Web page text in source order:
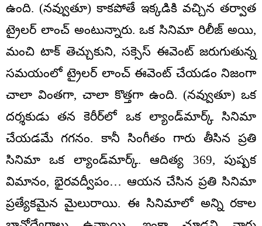
ఉంది. (నవ్వుతూ) కాకపోతే ఇక్కడికి వచ్చిన తర్వాత
ట్రైలర్ లాంచ్ అంటున్నారు. ఒక సినిమా రిలీజ్ అయి,
మంచి టాక్ తెచ్చుకుని, సక్సెస్ ఈవెంట్ జరుగుతున్న
సమయంలో ట్రైలర్ లాంచ్ ఈవెంట్ చేయడం నిజంగా
చాలా వింతగా, చాలా కొత్తగా ఉంది. (నవ్వుతూ) ఒక
దర్శకుడు తన కెరీర్‌లో ఒక ల్యాండ్‌మార్క్ సినిమా
చేయడమే గగనం. కానీ సింగీతం గారు తీసిన ప్రతి
సినిమా ఒక ల్యాండ్‌మార్క్. ఆదిత్య 369, పుష్పక
విమానం, భైరవద్వీపం… ఆయన చేసిన ప్రతి సినిమా
ప్రత్యేకమైన మైలురాయి. ఈ సినిమాలో అన్ని రకాల